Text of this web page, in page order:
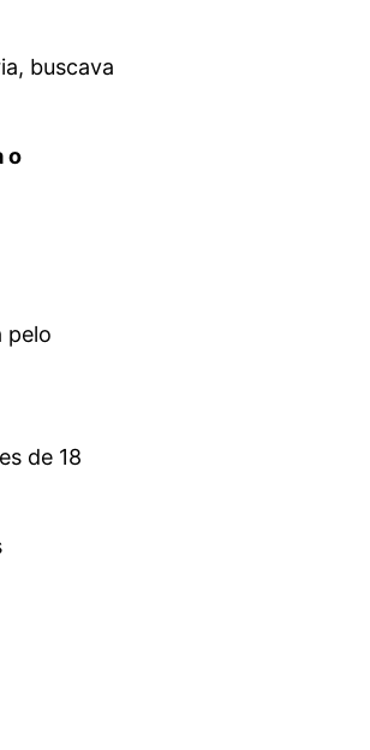
buscava
o
pelo
de 18